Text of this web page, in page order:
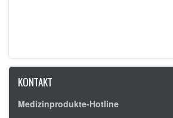
KONTAKT
Medizinprodukte-Hotline